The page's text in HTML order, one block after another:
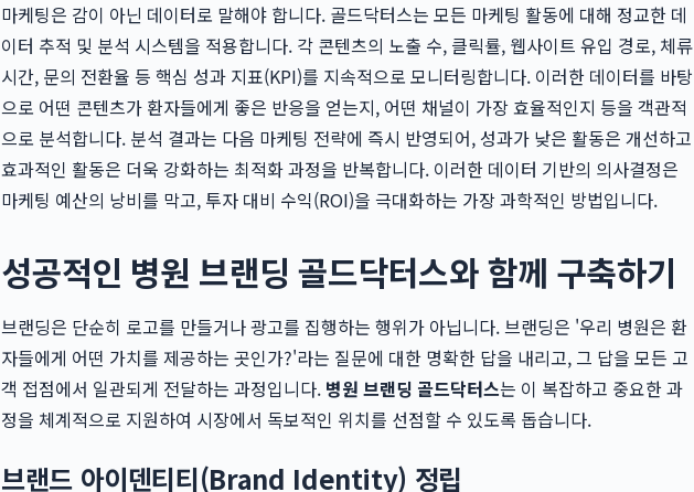
마케팅은 감이 아닌 데이터로 말해야 합니다. 골드닥터스는 모든 마케팅 활동에 대해 정교한 데
이터 추적 및 분석 시스템을 적용합니다. 각 콘텐츠의 노출 수, 클릭률, 웹사이트 유입 경로, 체류
시간, 문의 전환율 등 핵심 성과 지표(KPI)를 지속적으로 모니터링합니다. 이러한 데이터를 바탕
으로 어떤 콘텐츠가 환자들에게 좋은 반응을 얻는지, 어떤 채널이 가장 효율적인지 등을 객관적
으로 분석합니다. 분석 결과는 다음 마케팅 전략에 즉시 반영되어, 성과가 낮은 활동은 개선하고
효과적인 활동은 더욱 강화하는 최적화 과정을 반복합니다. 이러한 데이터 기반의 의사결정은
마케팅 예산의 낭비를 막고, 투자 대비 수익(ROI)을 극대화하는 가장 과학적인 방법입니다.
성공적인 병원 브랜딩 골드닥터스와 함께 구축하기
브랜딩은 단순히 로고를 만들거나 광고를 집행하는 행위가 아닙니다. 브랜딩은 '우리 병원은 환
자들에게 어떤 가치를 제공하는 곳인가?'라는 질문에 대한 명확한 답을 내리고, 그 답을 모든 고
객 접점에서 일관되게 전달하는 과정입니다. 병원 브랜딩 골드닥터스는 이 복잡하고 중요한 과
정을 체계적으로 지원하여 시장에서 독보적인 위치를 선점할 수 있도록 돕습니다.
브랜드 아이덴티티(Brand Identity) 정립